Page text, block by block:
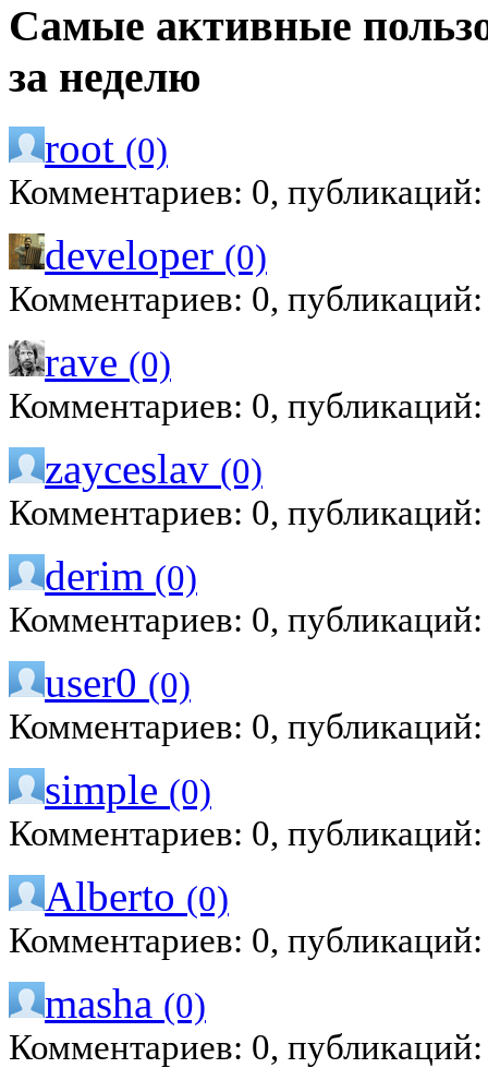
Самые активные
за неделю
root (0)
Комментариев: 0,
developer (0)
Комментариев: 0,
rave (0)
Комментариев: 0,
zayceslav (0)
Комментариев: 0,
derim (0)
Комментариев: 0,
user0 (0)
Комментариев: 0,
simple (0)
Комментариев: 0,
Alberto (0)
Комментариев: 0,
masha (0)
Комментариев: 0,